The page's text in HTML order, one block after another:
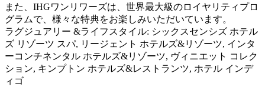
また、IHGワンリワーズは、世界最大級のロイヤリティプロ
グラムで、様々な特典をお楽しみいただいています。
ラグジュアリー &ライフスタイル: シックスセンシズ ホテル
ズ リゾーツ スパ, リージェント ホテルズ&リゾーツ, インタ
ーコンチネンタル ホテルズ&リゾーツ, ヴィニエット コレク
ション, キンプトン ホテルズ&レストランツ, ホテル インデ
ィゴ